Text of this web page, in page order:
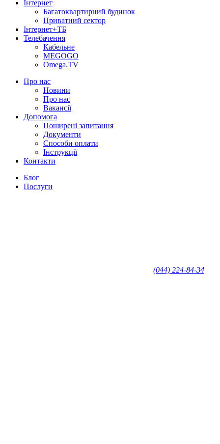
Інтернет
Багатоквартирний будинок
Приватний сектор
Інтернет+ТБ
Телебачення
Кабельне
MEGOGO
Omega.TV
Про нас
Новини
Про нас
Вакансії
Допомога
Поширені запитання
Документи
Способи оплати
Інструкції
Контакти
Блог
Послуги
(044) 224-84-34